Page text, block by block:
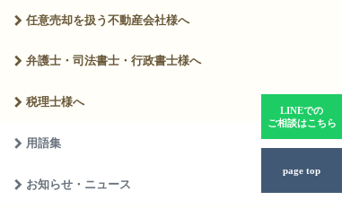
任意売却を扱う不動産会社様へ
弁護士・司法書士・行政書士様へ
税理士様へ
用語集
お知らせ・ニュース
LINEでの
ご相談はこちら
page top